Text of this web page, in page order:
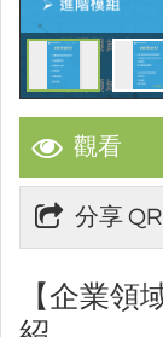
觀看
分享
【企業領